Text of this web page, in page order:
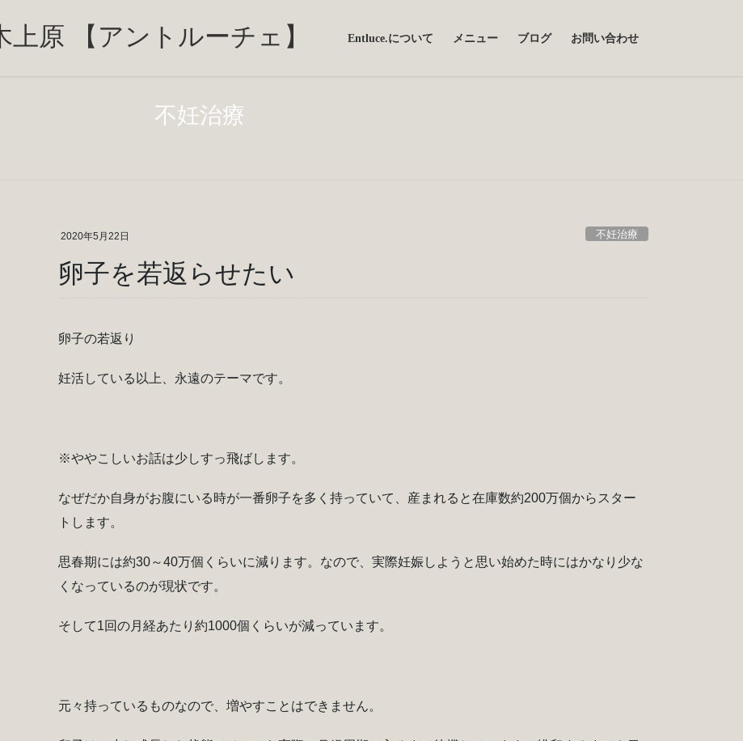
Entluce.について メニュー ブログ お問い合わせ
不妊治療
2020年5月22日 不妊治療
卵子を若返らせたい
卵子の若返り
妊活している以上、永遠のテーマです。
※ややこしいお話は少しすっ飛ばします。
なぜだか自身がお腹にいる時が一番卵子を多く持っていて、産まれると在庫数約200万個からスター
トします。
思春期には約30～40万個くらいに減ります。なので、実際妊娠しようと思い始めた時にはかなり少な
くなっているのが現状です。
そして1回の月経あたり約1000個くらいが減っています。
元々持っているものなので、増やすことはできません。